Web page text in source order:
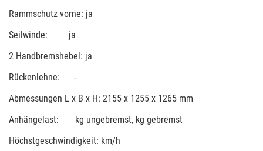
Rammschutz vorne: ja
Seilwinde: ja
2 Handbremshebel: ja
Rückenlehne: -
Abmessungen L x B x H: 2155 x 1255 x 1265 mm
Anhängelast: kg ungebremst, kg gebremst
Höchstgeschwindigkeit: km/h